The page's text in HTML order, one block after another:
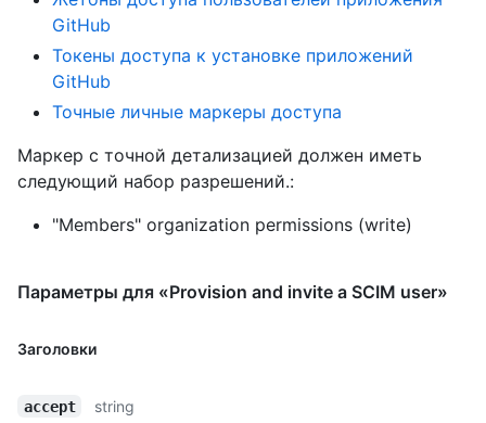
GitHub
Токены доступа к установке приложений
GitHub
Точные личные маркеры доступа
Маркер с точной детализацией должен иметь
следующий набор разрешений.:
"Members" organization permissions (write)
Параметры для «Provision and invite a SCIM user»
Заголовки
accept
string